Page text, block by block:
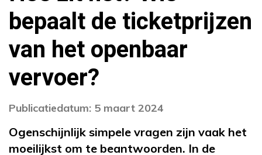
bepaalt de ticketprijzen
van het openbaar
vervoer?
Publicatiedatum: 5 maart 2024
Ogenschijnlijk simpele vragen zijn vaak het
moeilijkst om te beantwoorden. In de